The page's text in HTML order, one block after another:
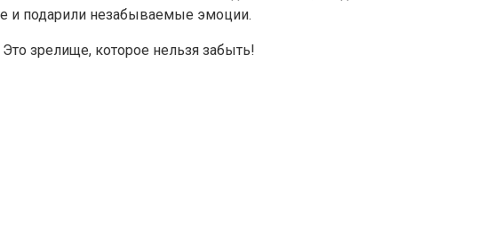
и подарили незабываемые эмоции.
зрелище, которое нельзя забыть!